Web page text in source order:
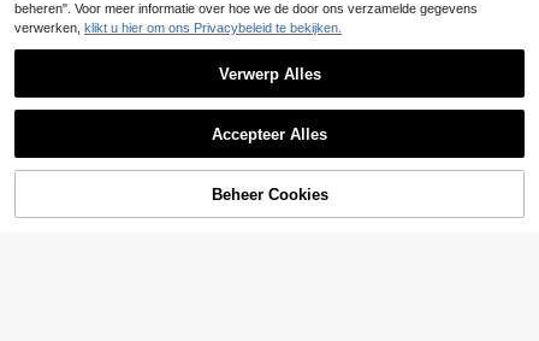
TOEVOEGEN AAN WINKELWAGEN
beheren". Voor meer informatie over hoe we de door ons verzamelde gegevens
verwerken, klikt u hier om ons Privacybeleid te bekijken.
Verwerp Alles
Accepteer Alles
Beheer Cookies